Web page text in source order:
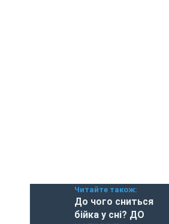
Читайте також:
До чого сниться
бійка у сні? ДО